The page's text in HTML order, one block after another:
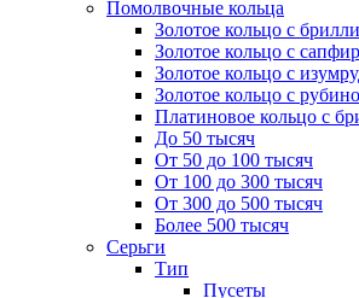
Помолвочные кольца
Золотое кольцо с
Золотое кольцо с
Золотое кольцо с
Золотое кольцо с
Платиновое кольцо с
До 50 тысяч
От 50 до 100 тысяч
От 100 до 300 тысяч
От 300 до 500 тысяч
Более 500 тысяч
Серьги
Тип
Пусеты